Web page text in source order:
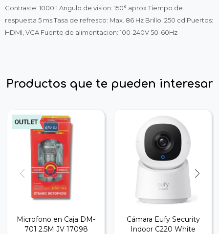
Contraste: 1000:1 Angulo de vision: 150° aprox Tiempo de
respuesta 5 ms Tasa de refresco: Max. 86 Hz Brillo: 250 cd Puertos:
HDMI, VGA Fuente de alimentacion: 100-240V 50-60Hz
Productos que te pueden interesar
Microfono en Caja DM-
701 2.5M JV 17098
Cámara Eufy Security
Indoor C220 White